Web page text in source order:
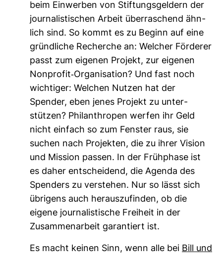
beim Ein­werben von Stif­tungs­gel­dern der
jour­na­lis­ti­schen Arbeit über­ra­schend ähn­
lich sind. So kommt es zu Beginn auf eine
gründ­liche Recherche an: Wel­cher För­derer
passt zum eigenen Pro­jekt, zur eigenen
Non­profit-​Orga­ni­sa­tion? Und fast noch
wich­tiger: Wel­chen Nutzen hat der
Spender, eben jenes Pro­jekt zu unter­
stützen? Phil­an­thropen werfen ihr Geld
nicht ein­fach so zum Fenster raus, sie
suchen nach Pro­jekten, die zu ihrer Vision
und Mis­sion passen. In der Früh­phase ist
es daher ent­schei­dend, die Agenda des
Spen­ders zu ver­stehen. Nur so lässt sich
übri­gens auch her­aus­zu­finden, ob die
eigene jour­na­lis­ti­sche Frei­heit in der
Zusam­men­ar­beit garan­tiert ist.
Es macht keinen Sinn, wenn alle bei Bill und